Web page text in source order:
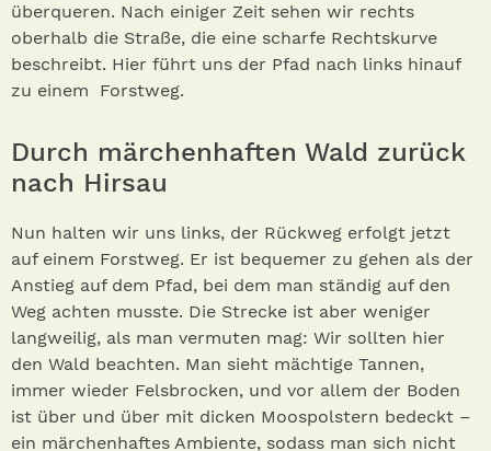
überqueren. Nach einiger Zeit sehen wir rechts
oberhalb die Straße, die eine scharfe Rechtskurve
beschreibt. Hier führt uns der Pfad nach links hinauf
zu einem Forstweg.
Durch märchenhaften Wald zurück
nach Hirsau
Nun halten wir uns links, der Rückweg erfolgt jetzt
auf einem Forstweg. Er ist bequemer zu gehen als der
Anstieg auf dem Pfad, bei dem man ständig auf den
Weg achten musste. Die Strecke ist aber weniger
langweilig, als man vermuten mag: Wir sollten hier
den Wald beachten. Man sieht mächtige Tannen,
immer wieder Felsbrocken, und vor allem der Boden
ist über und über mit dicken Moospolstern bedeckt –
ein märchenhaftes Ambiente, sodass man sich nicht